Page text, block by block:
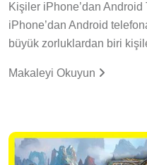
Kişiler iPhone’dan Android
iPhone’dan Android
büyük zorluklardan biri
Makaleyi Okuyun